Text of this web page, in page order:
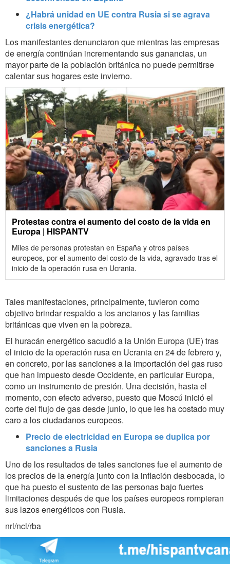
¿Habrá unidad en UE contra Rusia si se agrava
crisis energética?
Los manifestantes denunciaron que mientras las empresas
de energía continúan incrementando sus ganancias, un
mayor parte de la población británica no puede permitirse
calentar sus hogares este invierno.
Protestas contra el aumento del costo de la vida en
Europa | HISPANTV
Miles de personas protestan en España y otros países
europeos, por el aumento del costo de la vida, agravado tras el
inicio de la operación rusa en Ucrania.
Tales manifestaciones, principalmente, tuvieron como
objetivo brindar respaldo a los ancianos y las familias
británicas que viven en la pobreza.
El huracán energético sacudió a la Unión Europa (UE) tras
el inicio de la operación rusa en Ucrania en 24 de febrero y,
en concreto, por las sanciones a la importación del gas ruso
que han impuesto desde Occidente, en particular Europa,
como un instrumento de presión. Una decisión, hasta el
momento, con efecto adverso, puesto que Moscú inició el
corte del flujo de gas desde junio, lo que les ha costado muy
caro a los ciudadanos europeos.
Precio de electricidad en Europa se duplica por
sanciones a Rusia
Uno de los resultados de tales sanciones fue el aumento de
los precios de la energía junto con la inflación desbocada, lo
que ha puesto el sustento de las personas bajo fuertes
limitaciones después de que los países europeos rompieran
sus lazos energéticos con Rusia.
nrl/ncl/rba